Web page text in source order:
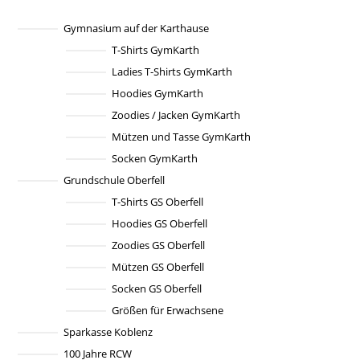
Gymnasium auf der Karthause
T-Shirts GymKarth
Ladies T-Shirts GymKarth
Hoodies GymKarth
Zoodies / Jacken GymKarth
Mützen und Tasse GymKarth
Socken GymKarth
Grundschule Oberfell
T-Shirts GS Oberfell
Hoodies GS Oberfell
Zoodies GS Oberfell
Mützen GS Oberfell
Socken GS Oberfell
Größen für Erwachsene
Sparkasse Koblenz
100 Jahre RCW